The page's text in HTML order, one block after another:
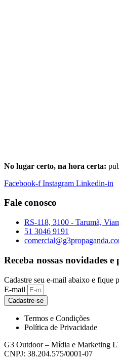
No lugar certo, na hora certa:
Facebook-f Instagram Linkedin-in
Fale conosco
RS-118, 3100 - Tarumã,
51 3046 9191
Receba nossas novidades e
Cadastre seu e-mail abaixo e fique
E-mail
Cadastre-se
Termos e Condições
Política de Privacidade
G3 Outdoor – Mídia e Marketing
CNPJ: 38.204.575/0001-07